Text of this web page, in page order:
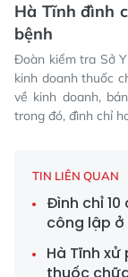
Hà Tĩnh đình
bệnh
Đoàn kiểm tra Sở
kinh doanh thuốc
về kinh doanh,
trong đó, đình chỉ
TIN LIÊN QUAN
Đình chỉ
công lập ở
Hà Tĩnh